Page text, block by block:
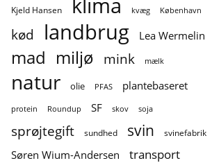
Kjeld Hansen kvæg København
kød landbrug Lea Wermelin
mad miljø mink mælk
natur olie PFAS plantebaseret
protein Roundup SF skov soja
sprøjtegift sundhed svin svinefabrik
Søren Wium-Andersen transport